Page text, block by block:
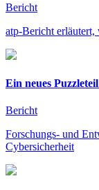
Bericht
atp-Bericht
Ein neues
Bericht
Forschungs- und
Cybersicherheit